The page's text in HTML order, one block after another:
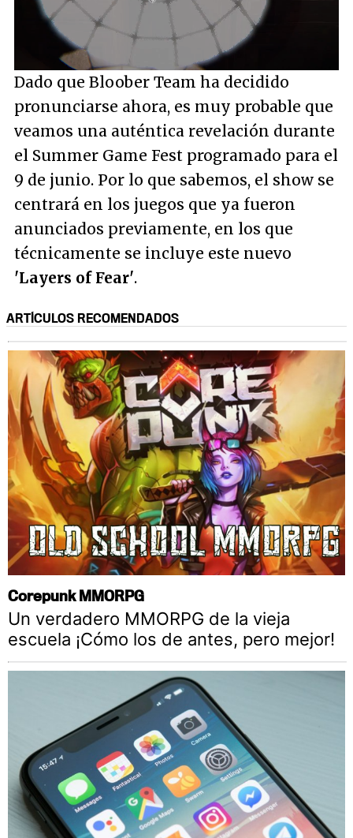
45.31%
Dado que Bloober Team ha decidido
pronunciarse ahora, es muy probable que
veamos una auténtica revelación durante
el Summer Game Fest programado para el
9 de junio. Por lo que sabemos, el show se
centrará en los juegos que ya fueron
anunciados previamente, en los que
técnicamente se incluye este nuevo
'Layers of Fear'.
ARTÍCULOS RECOMENDADOS
Corepunk MMORPG
Un verdadero MMORPG de la vieja
escuela ¡Cómo los de antes, pero mejor!